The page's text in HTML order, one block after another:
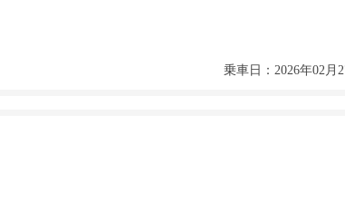
乗車日：2026年02月